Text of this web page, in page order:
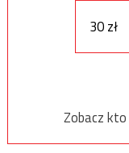
30 zł
Zobacz